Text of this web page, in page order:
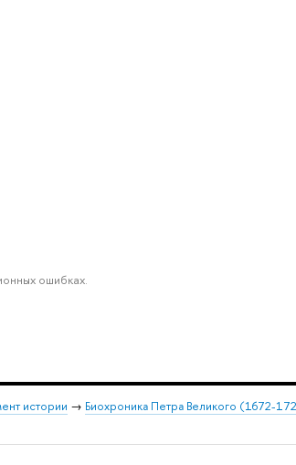
ошибках.
истории → Биохроника Петра Великого (1672-